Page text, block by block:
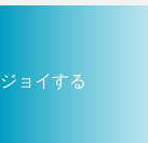
ョイする